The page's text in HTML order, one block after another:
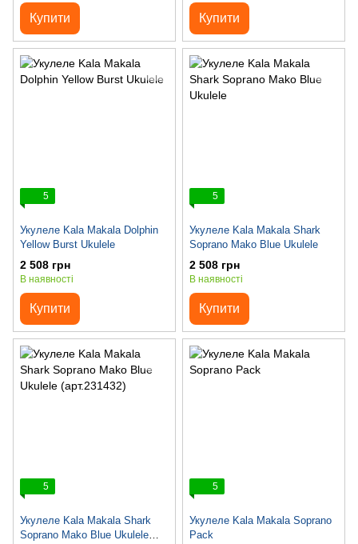
Купити Купити
5
Укулеле Kala Makala Dolphin
Yellow Burst Ukulele
2 508 грн
В наявності
Купити
5
Укулеле Kala Makala Shark
Soprano Mako Blue Ukulele
2 508 грн
В наявності
Купити
5
Укулеле Kala Makala Shark
Soprano Mako Blue Ukulele
5
Укулеле Kala Makala Soprano
Pack